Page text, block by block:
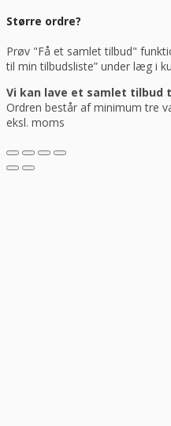
Større ordre?
Prøv "Få et samlet tilbud"
til min tilbudsliste” under læg i
Vi kan lave et samlet tilbud
Ordren består af minimum tre
eksl. moms